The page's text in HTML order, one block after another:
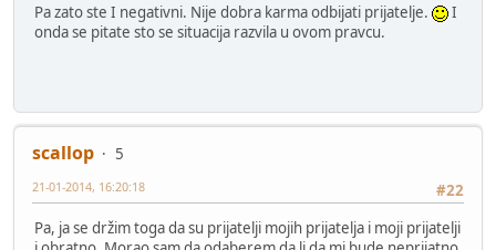
Pa zato ste I negativni. Nije dobra karma odbijati prijatelje.
I
onda se pitate sto se situacija razvila u ovom pravcu.
scallop
5
#22
21-01-2014, 16:20:18
Pa, ja se držim toga da su prijatelji mojih prijatelja i moji prijatelji